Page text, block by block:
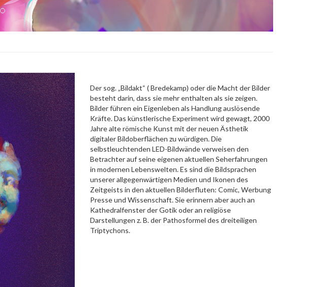
Der sog. „Bildakt“ ( Bredekamp) oder die Macht der Bilder
besteht darin, dass sie mehr enthalten als sie zeigen.
Bilder führen ein Eigenleben als Handlung auslösende
Kräfte. Das künstlerische Experiment wird gewagt, 2000
Jahre alte römische Kunst mit der neuen Ästhetik
digitaler Bildoberflächen zu würdigen. Die
selbstleuchtenden LED-Bildwände verweisen den
Betrachter auf seine eigenen aktuellen Seherfahrungen
in modernen Lebenswelten. Es sind die Bildsprachen
unserer allgegenwärtigen Medien und Ikonen des
Zeitgeists in den aktuellen Bilderfluten: Comic, Werbung
Presse und Wissenschaft. Sie erinnern aber auch an
Kathedralfenster der Gotik oder an religiöse
Darstellungen z. B. der Pathosformel des dreiteiligen
Triptychons.